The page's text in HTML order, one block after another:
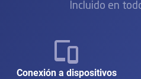
Incluido en
Conexión a dispositivos